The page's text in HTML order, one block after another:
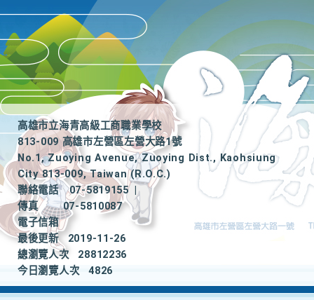
高雄市立海青高級工商職業學校
813-009 高雄市左營區左營大路1號
No.1, Zuoying Avenue, Zuoying Dist., Kaohsiung
City 813-009, Taiwan (R.O.C.)
聯絡電話
07-5819155
|
傳真
07-5810087
電子信箱
最後更新
2019-11-26
總瀏覽人次
28812236
今日瀏覽人次
4826